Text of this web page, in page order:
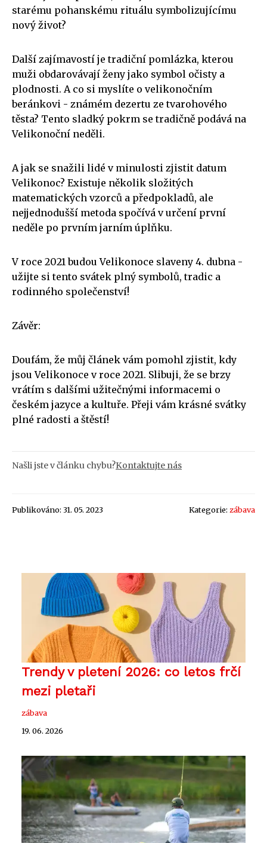
starému pohanskému rituálu symbolizujícímu
nový život?
Další zajímavostí je tradiční pomlázka, kterou
muži obdarovávají ženy jako symbol očisty a
plodnosti. A co si myslíte o velikonočním
beránkovi - známém dezertu ze tvarohového
těsta? Tento sladký pokrm se tradičně podává na
Velikonoční neděli.
A jak se snažili lidé v minulosti zjistit datum
Velikonoc? Existuje několik složitých
matematických vzorců a předpokladů, ale
nejjednodušší metoda spočívá v určení první
neděle po prvním jarním úplňku.
V roce 2021 budou Velikonoce slaveny 4. dubna -
užijte si tento svátek plný symbolů, tradic a
rodinného společenství!
Závěr:
Doufám, že můj článek vám pomohl zjistit, kdy
jsou Velikonoce v roce 2021. Slibuji, že se brzy
vrátím s dalšími užitečnými informacemi o
českém jazyce a kultuře. Přeji vám krásné svátky
plné radosti a štěstí!
Našli jste v článku chybu?Kontaktujte nás
Publikováno: 31. 05. 2023 Kategorie: zábava
Trendy v pletení 2026: co letos frčí
mezi pletaři
zábava
19. 06. 2026